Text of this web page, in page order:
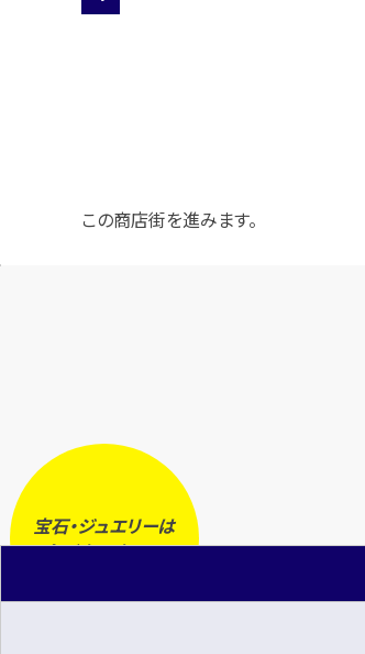
この商店街を進みます。
宝石・ジュエリーは
今が売り時です！